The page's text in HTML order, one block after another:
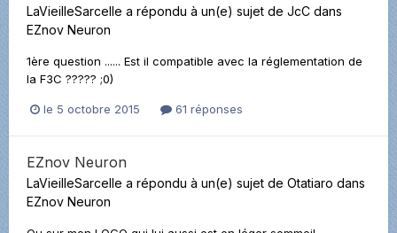
LaVieilleSarcelle a répondu à un(e) sujet de JcC dans
EZnov Neuron
1ère question ...... Est il compatible avec la réglementation de
la F3C ????? ;0)
le 5 octobre 2015 61 réponses
EZnov Neuron
LaVieilleSarcelle a répondu à un(e) sujet de Otatiaro dans
EZnov Neuron